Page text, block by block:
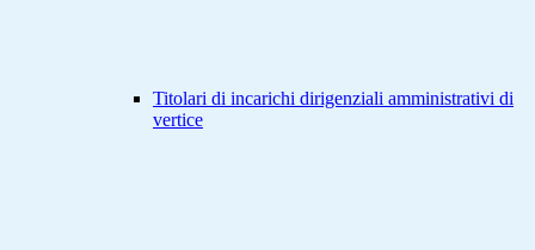
Titolari di incarichi dirigenziali amministrativi di
vertice